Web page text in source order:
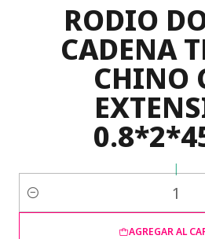
RODIO
CADENA
CHINO
|
Cantidad
AGREGAR AL